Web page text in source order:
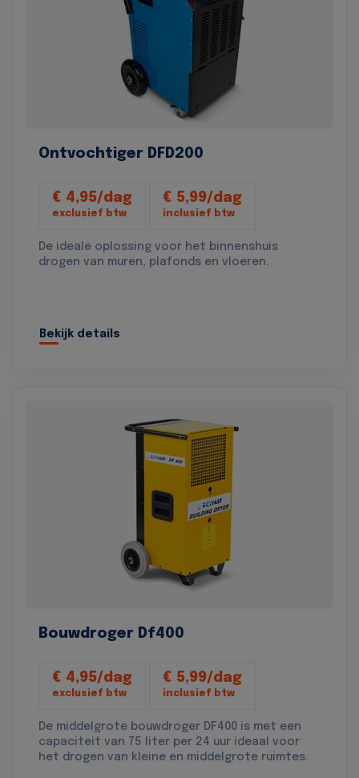
Ontvochtiger DFD200
€ 4,95/dag
exclusief btw
€ 5,99/dag
inclusief btw
De ideale oplossing voor het binnenshuis
drogen van muren, plafonds en vloeren.
Bekijk details
Bouwdroger Df400
€ 4,95/dag
exclusief btw
€ 5,99/dag
inclusief btw
De middelgrote bouwdroger DF400 is met een
capaciteit van 75 liter per 24 uur ideaal voor
het drogen van kleine en middelgrote ruimtes.